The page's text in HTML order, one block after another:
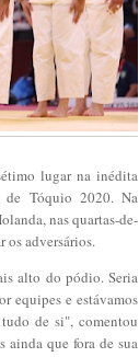
lugar na inédita
de Tóquio 2020. Na
nas quartas-de-
os adversários.
alto do pódio. Seria
equipes e estávamos
de si", comentou
ainda que fora de sua